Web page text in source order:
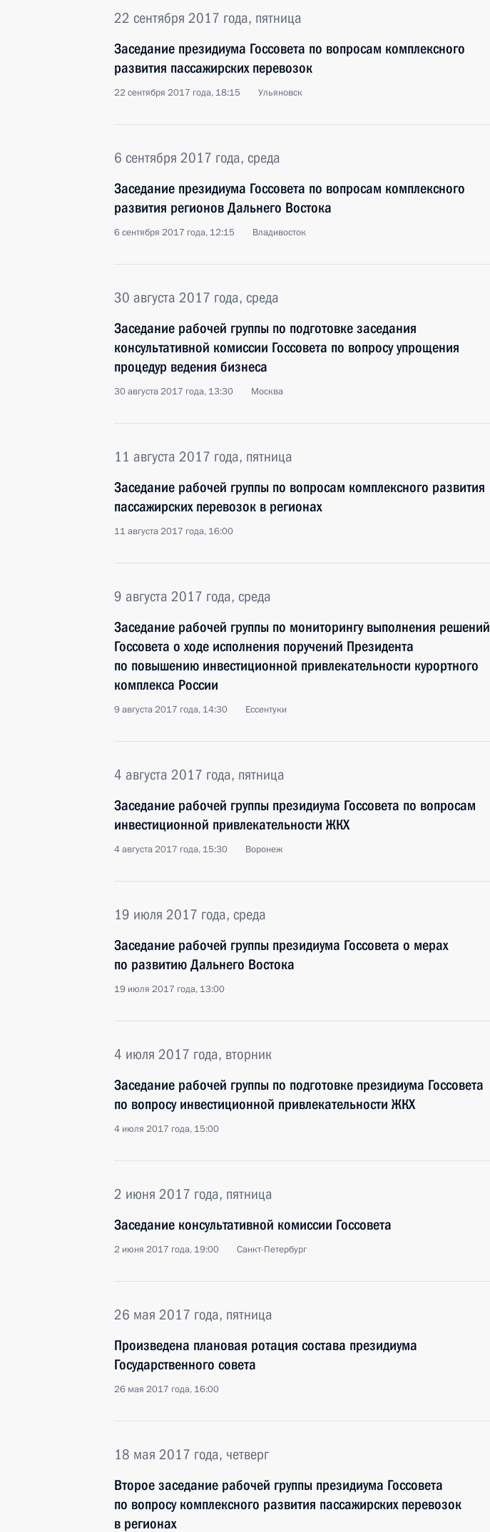
22 сентября 2017 года, пятница
Заседание президиума Госсовета по вопросам комплексного
развития пассажирских перевозок
22 сентября 2017 года, 18:15 Ульяновск
6 сентября 2017 года, среда
Заседание президиума Госсовета по вопросам комплексного
развития регионов Дальнего Востока
6 сентября 2017 года, 12:15 Владивосток
30 августа 2017 года, среда
Заседание рабочей группы по подготовке заседания
консультативной комиссии Госсовета по вопросу упрощения
процедур ведения бизнеса
30 августа 2017 года, 13:30 Москва
11 августа 2017 года, пятница
Заседание рабочей группы по вопросам комплексного развития
пассажирских перевозок в регионах
11 августа 2017 года, 16:00
9 августа 2017 года, среда
Заседание рабочей группы по мониторингу выполнения решений
Госсовета о ходе исполнения поручений Президента
по повышению инвестиционной привлекательности курортного
комплекса России
9 августа 2017 года, 14:30 Ессентуки
4 августа 2017 года, пятница
Заседание рабочей группы президиума Госсовета по вопросам
инвестиционной привлекательности ЖКХ
4 августа 2017 года, 15:30 Воронеж
19 июля 2017 года, среда
Заседание рабочей группы президиума Госсовета о мерах
по развитию Дальнего Востока
19 июля 2017 года, 13:00
4 июля 2017 года, вторник
Заседание рабочей группы по подготовке президиума Госсовета
по вопросу инвестиционной привлекательности ЖКХ
4 июля 2017 года, 15:00
2 июня 2017 года, пятница
Заседание консультативной комиссии Госсовета
2 июня 2017 года, 19:00 Санкт-Петербург
26 мая 2017 года, пятница
Произведена плановая ротация состава президиума
Государственного совета
26 мая 2017 года, 16:00
18 мая 2017 года, четверг
Второе заседание рабочей группы президиума Госсовета
по вопросу комплексного развития пассажирских перевозок
в регионах